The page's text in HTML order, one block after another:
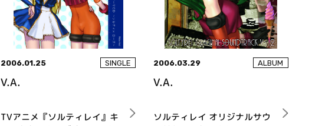
2006.01.25 SINGLE
V.A.
TVアニメ『ソルティレイ』キ
2006.03.29 ALBUM
V.A.
ソルティレイ オリジナルサウ